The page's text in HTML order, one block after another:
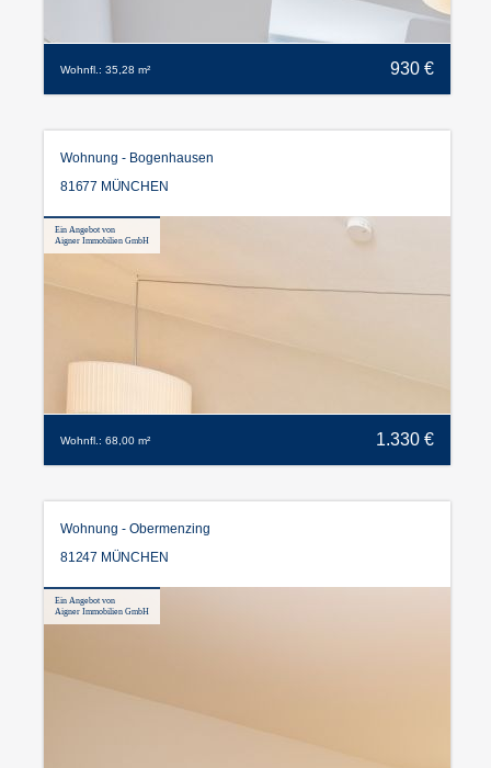
Wohnfl.: 35,28 m² 930 €
Wohnung - Bogenhausen
81677 MÜNCHEN
Ein Angebot von
Aigner Immobilien GmbH
Wohnfl.: 68,00 m² 1.330 €
Wohnung - Obermenzing
81247 MÜNCHEN
Ein Angebot von
Aigner Immobilien GmbH